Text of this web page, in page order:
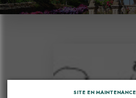
SITE EN MAINTENANCE